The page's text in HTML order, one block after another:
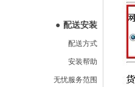
● 配送安装
配送方式
安装帮助
无忧服务范围